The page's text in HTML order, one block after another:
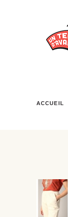
ACCUEIL